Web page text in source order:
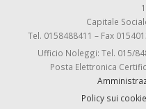
Capitale
Tel. 0158488411 – Fax
Ufficio Noleggi: Tel. 015/
Posta Elettronica
Policy sui cookie